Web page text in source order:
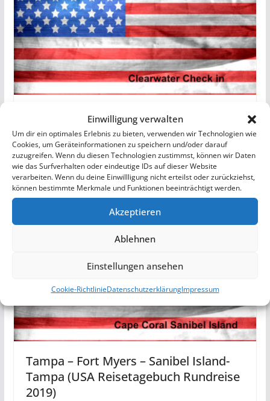
Einwilligung verwalten
Um dir ein optimales Erlebnis zu bieten, verwenden wir Technologien wie
Cookies, um Geräteinformationen zu speichern und/oder darauf
zuzugreifen. Wenn du diesen Technologien zustimmst, können wir Daten
wie das Surfverhalten oder eindeutige IDs auf dieser Website
verarbeiten. Wenn du deine Einwillligung nicht erteilst oder zurückziehst,
können bestimmte Merkmale und Funktionen beeinträchtigt werden.
Akzeptieren
Ablehnen
Einstellungen ansehen
Cookie-RichtlinieDatenschutzerklärungImpressum
Check Out Tampa – Check In
Clearwater (USA Reisetagebuch
Rundreise 2019)
19. September 2019
Tampa – Fort Myers – Sanibel Island-
Tampa (USA Reisetagebuch Rundreise
2019)